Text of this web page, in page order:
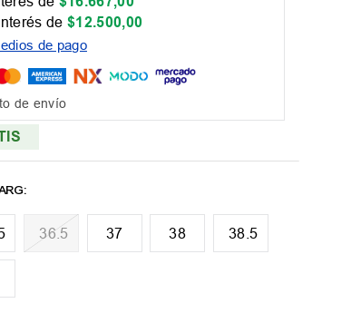
de$12.500,00
de pago
de envío
36.5 37 38 38.5